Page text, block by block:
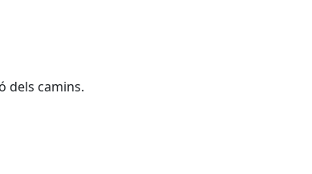
dels camins.